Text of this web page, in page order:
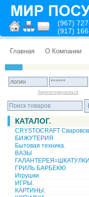
(967)
(917)
Главная О Компании
Зарегистрироваться
КАТАЛОГ.
CRYSTOCRAFT
БИЖУТЕРИЯ
Бытовая техника.
ВАЗЫ
ГРИЛЬ БАРБЕКЮ
Игрушки.
ИГРЫ.
КАРТИНЫ.